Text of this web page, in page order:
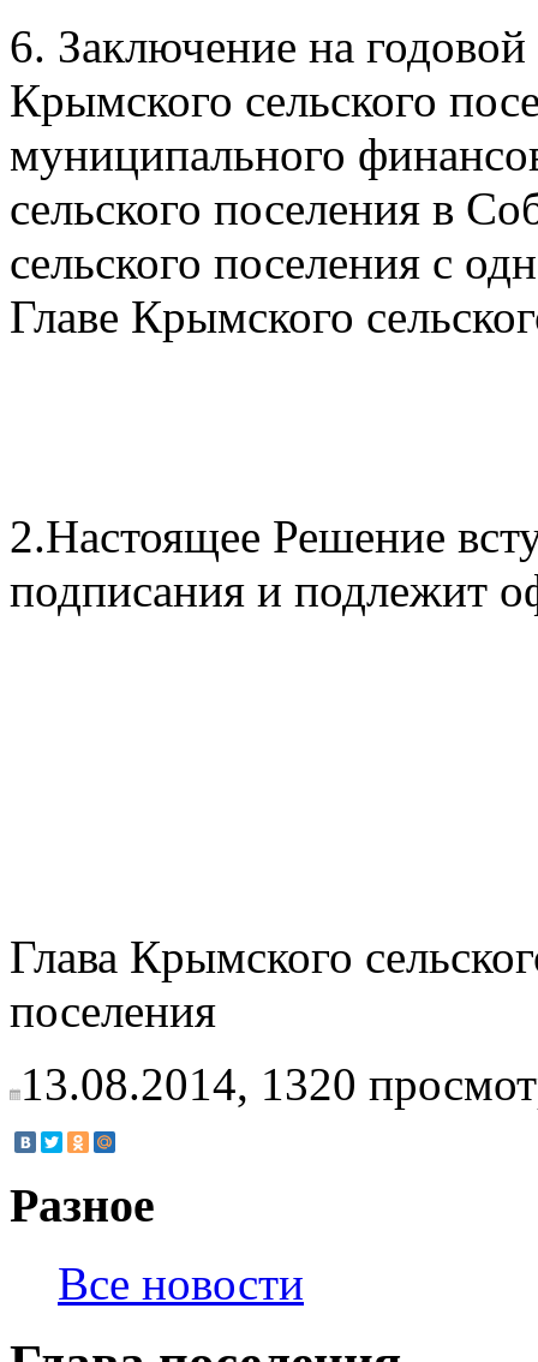
6. Заключение на
Крымского сельского
муниципального
сельского поселения в
сельского поселения с
Главе Крымского
2.Настоящее Решение
подписания и подлежит
Глава Крымского
поселения
13.08.2014, 1320
Разное
Все новости